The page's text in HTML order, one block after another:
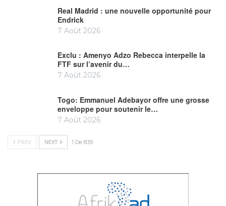
Real Madrid : une nouvelle opportunité pour
Endrick
7 Août 2026
Exclu : Amenyo Adzo Rebecca interpelle la
FTF sur l’avenir du…
7 Août 2026
Togo: Emmanuel Adebayor offre une grosse
enveloppe pour soutenir le…
7 Août 2026
PREV NEXT 1 De 839